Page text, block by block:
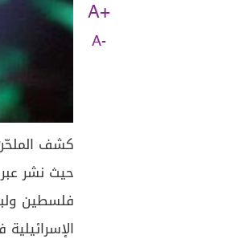
A+
A-
كشف
حيث نشر
فلسطين